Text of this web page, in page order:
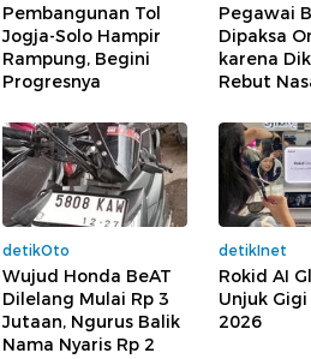
Pembangunan Tol
Jogja-Solo Hampir
Rampung, Begini
Progresnya
Pegawai
Dipaksa
karena
Rebut
detikOto
Wujud Honda BeAT
Dilelang Mulai Rp 3
Jutaan, Ngurus Balik
Nama Nyaris Rp 2
detikInet
Rokid AI
Unjuk
2026